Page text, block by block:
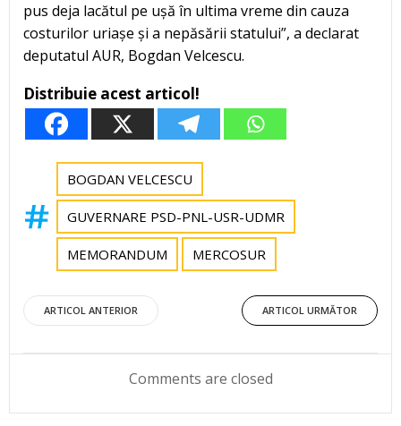
pus deja lacătul pe ușă în ultima vreme din cauza
costurilor uriașe și a nepăsării statului”, a declarat
deputatul AUR, Bogdan Velcescu.
Distribuie acest articol!
BOGDAN VELCESCU
GUVERNARE PSD-PNL-USR-UDMR
MEMORANDUM MERCOSUR
Post
navigation
ARTICOL ANTERIOR
Post
navigation
ARTICOL URMĂTOR
Comments are closed